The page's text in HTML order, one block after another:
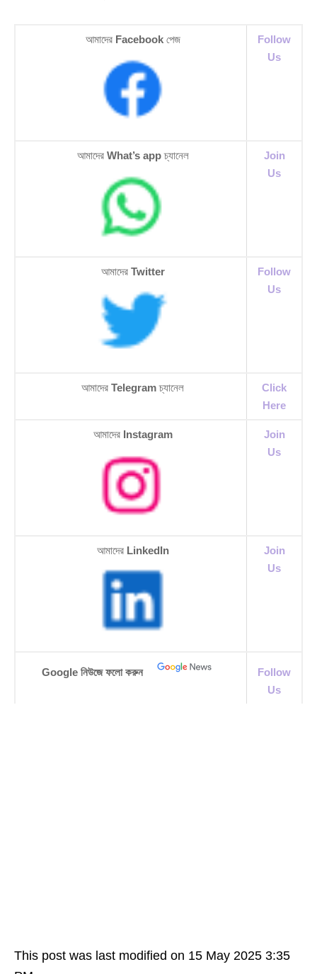
আমাদের Facebook পেজ
Follow
Us
আমাদের What’s app চ্যানেল
Join
Us
আমাদের Twitter
Follow
Us
আমাদের Telegramচ্যানেল
Click
Here
আমাদের Instagram
Join
Us
আমাদের LinkedIn
Join
Us
Google নিউজে ফলো করুন
Follow
Us
This post was last modified on 15 May 2025 3:35